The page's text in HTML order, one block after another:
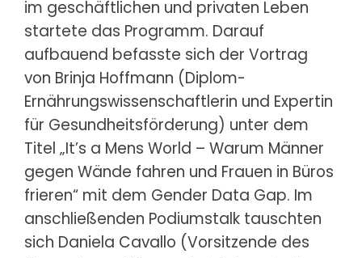
im geschäftlichen und privaten Leben
startete das Programm. Darauf
aufbauend befasste sich der Vortrag
von Brinja Hoffmann (Diplom-
Ernährungswissenschaftlerin und Expertin
für Gesundheitsförderung) unter dem
Titel „It’s a Mens World – Warum Männer
gegen Wände fahren und Frauen in Büros
frieren“ mit dem Gender Data Gap. Im
anschließenden Podiumstalk tauschten
sich Daniela Cavallo (Vorsitzende des